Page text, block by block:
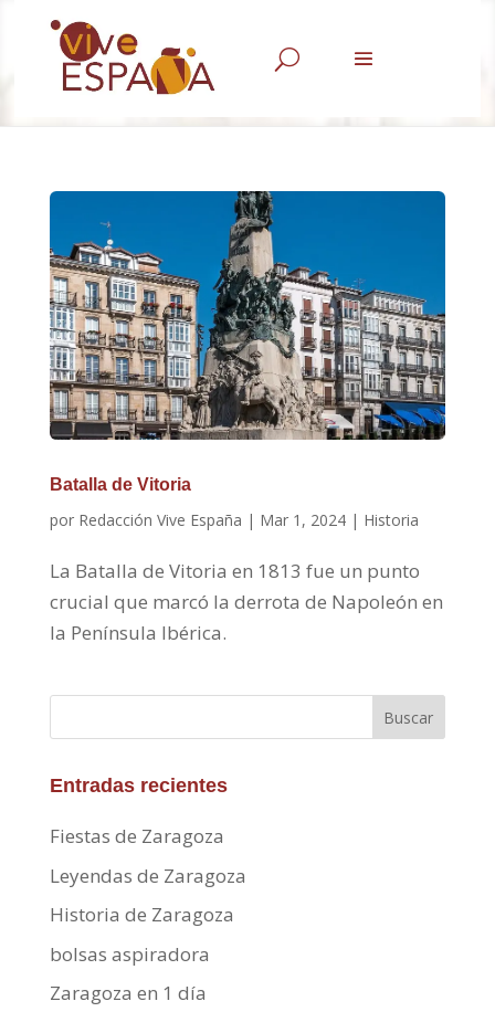
U
Batalla de Vitoria
por Redacción Vive España | Mar 1, 2024| Historia
La Batalla de Vitoria en 1813 fue un punto
crucial que marcó la derrota de Napoleón en
la Península Ibérica.
Buscar
Entradas recientes
Fiestas de Zaragoza
Leyendas de Zaragoza
Historia de Zaragoza
bolsas aspiradora
Zaragoza en 1 día